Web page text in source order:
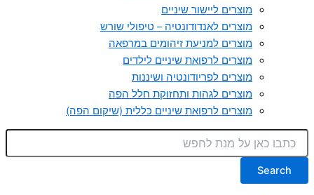
מוצרים ליישור שיניים
מוצרים לאנדודונטיה – טיפולי שורש
מוצרים למניעת זיהומים במרפאה
מוצרים לרפואת שיניים לילדים
מוצרים לפריודונטיה ושיננות
מוצרים לגהות ותחזוקת חלל הפה
מוצרים לרפואת שיניים כללית (שיקום הפה)
Search